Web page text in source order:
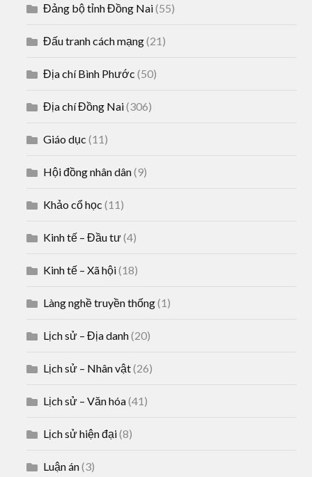
Đảng bộ tỉnh Đồng Nai(55)
Đấu tranh cách mạng(21)
Địa chí Bình Phước (50)
Địa chí Đồng Nai(306)
Giáo dục (11)
Hội đồng nhân dân(9)
Khảo cổ học (11)
Kinh tế – Đầu tư(4)
Kinh tế – Xã hội(18)
Làng nghề truyền thống(1)
Lịch sử – Địa danh(20)
Lịch sử – Nhân vật(26)
Lịch sử – Văn hóa(41)
Lịch sử hiện đại(8)
Luận án(3)